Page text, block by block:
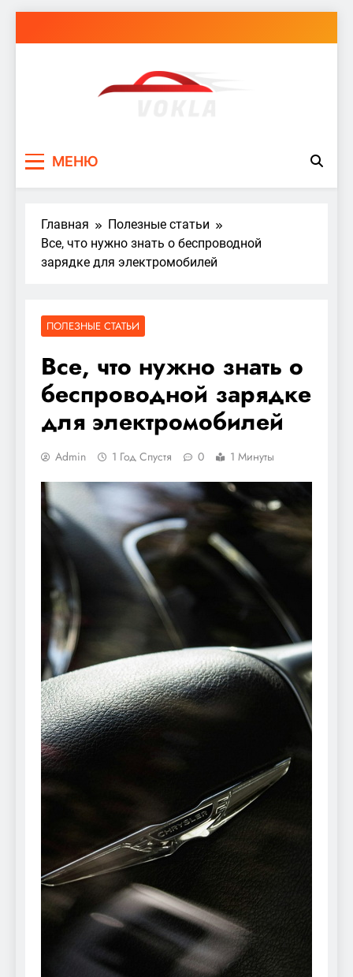
МЕНЮ
Главная
Полезные статьи
Все, что нужно знать о беспроводной
зарядке для электромобилей
ПОЛЕЗНЫЕ СТАТЬИ
Все, что нужно знать о
беспроводной зарядке
для электромобилей
Admin 1 Год Спустя 0 1 Минуты